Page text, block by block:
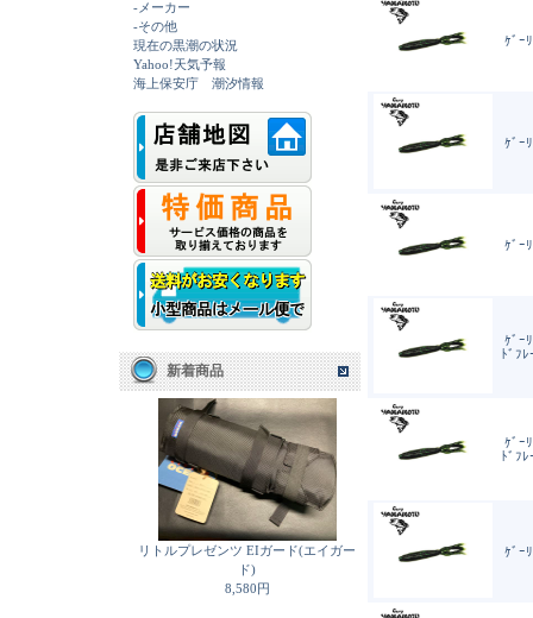
-メーカー
-その他
現在の黒潮の状況
Yahoo!天気予報
海上保安庁 潮汐情報
新着商品
リトルプレゼンツ EIガード(エイガー
ド)
8,580円
ｹﾞｰ
ｹﾞｰ
ｹﾞｰ
ｹﾞｰ
ﾄﾞﾌﾚ
ｹﾞｰ
ﾄﾞﾌﾚ
ｹﾞｰ